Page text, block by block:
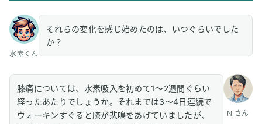
水素くん
それらの変化を感じ始めたのは、いつぐらいでした
か？
N さん
膝痛については、水素吸入を初めて1〜2週間ぐらい
経ったあたりでしょうか。それまでは3〜4日連続で
ウォーキンすぐると膝が悲鳴をあげていましたが、